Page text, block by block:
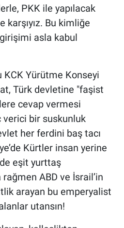
PKK ile yapılacak
karşıyız. Bu kimliğe
asla kabul
KCK Yürütme Konseyi
Türk devletine "faşist
cevap vermesi
bir suskunluk
her ferdini baş tacı
Kürtler insan yerine
eşit yurttaş
ABD ve İsrail’in
arayan bu emperyalist
utansın!